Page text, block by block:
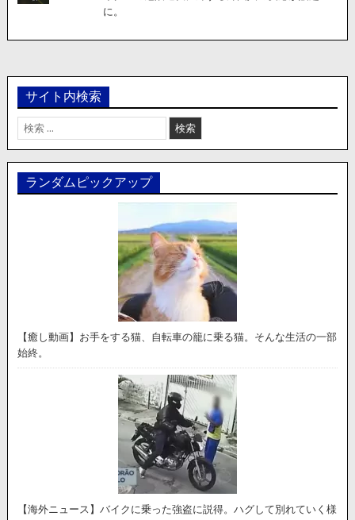
に。
サイト内検索
検
索:
ランダムピックアップ
【癒し動画】お手をする猫、自転車の籠に乗る猫。そんな生活の一部
始終。
【海外ニュース】バイクに乗った強盗に説得。ハグして別れていく様